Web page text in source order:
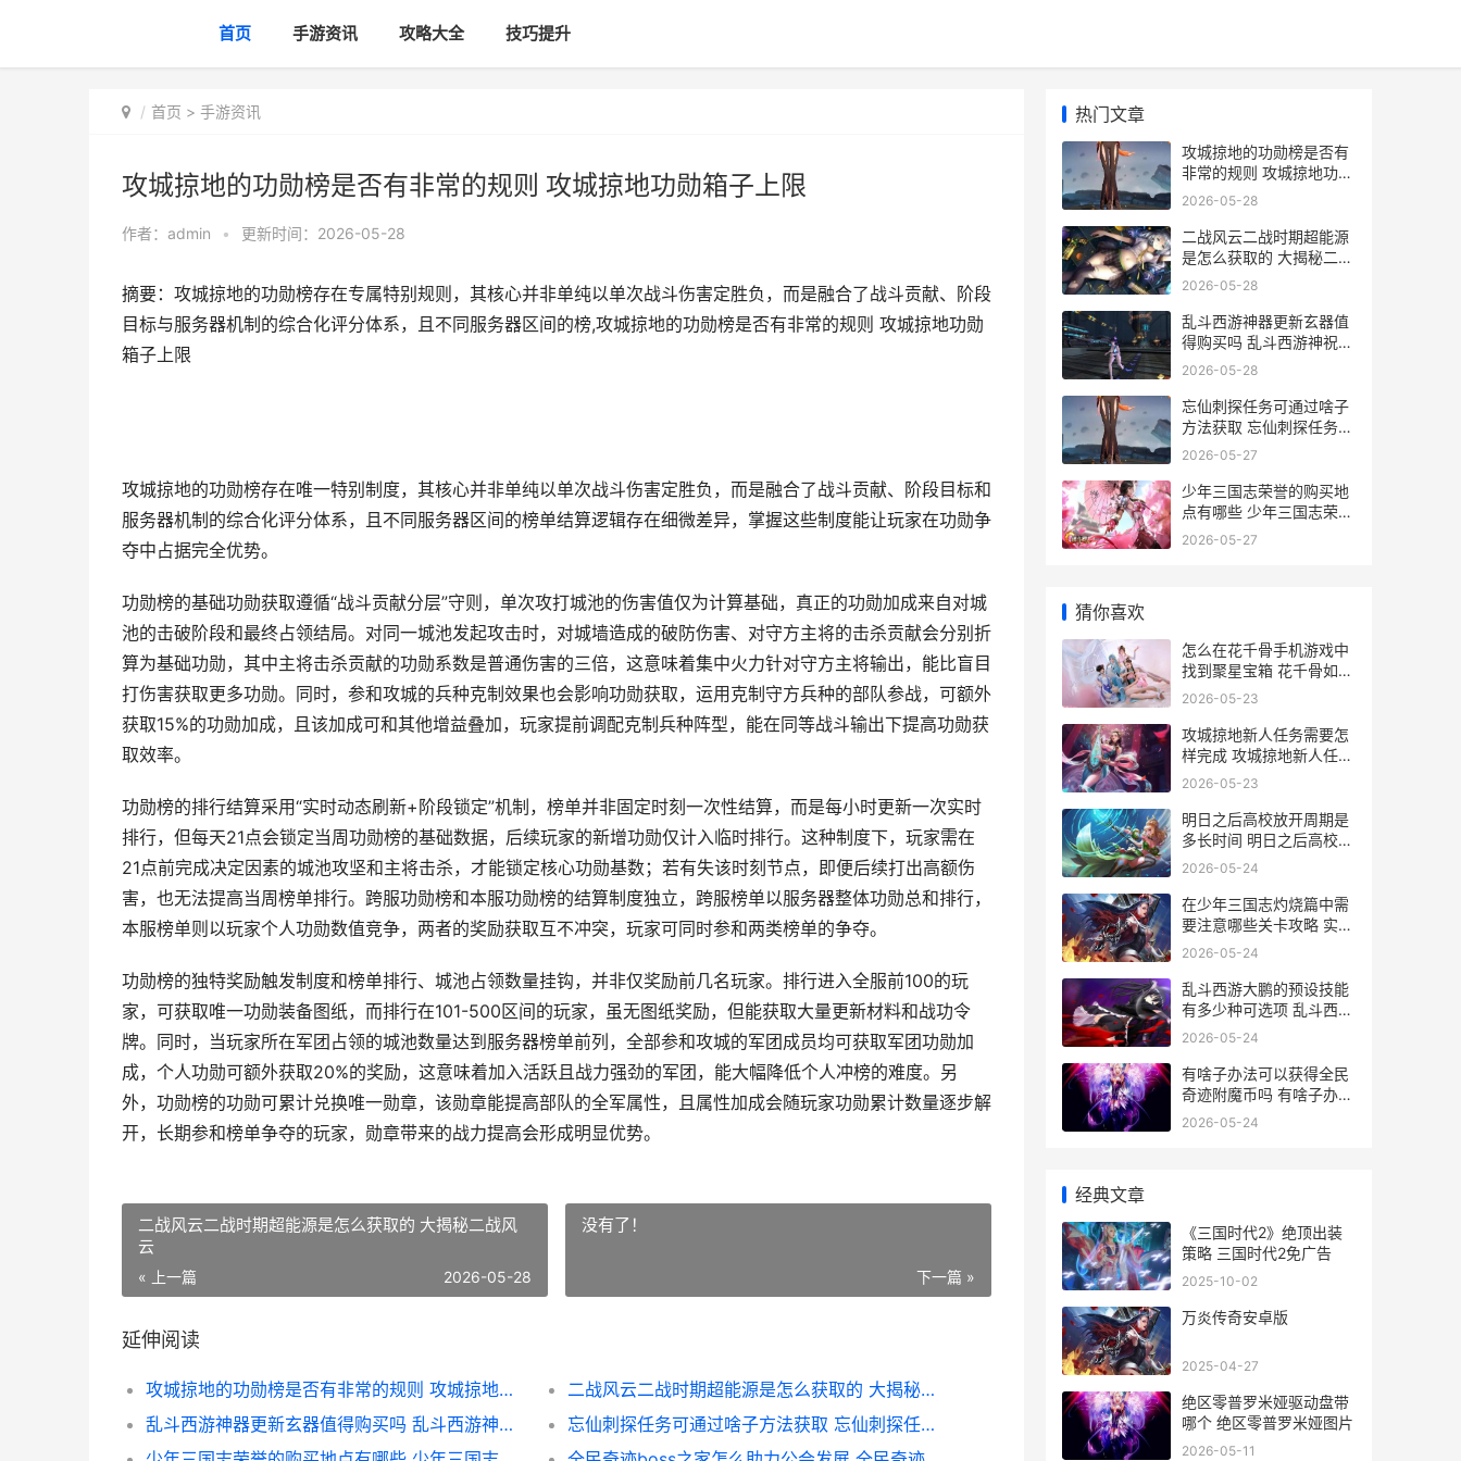
首页 手游资讯 攻略大全 技巧提升
首页 > 手游资讯
攻城掠地的功勋榜是否有非常的规则 攻城掠地功勋箱子上限
作者： admin • 更新时间：2026-05-28
摘要：攻城掠地的功勋榜存在专属特别规则，其核心并非单纯以单次战斗伤害定胜负，而是融合了战斗贡献、阶段
目标与服务器机制的综合化评分体系，且不同服务器区间的榜,攻城掠地的功勋榜是否有非常的规则 攻城掠地功勋
箱子上限
攻城掠地的功勋榜存在唯一特别制度，其核心并非单纯以单次战斗伤害定胜负，而是融合了战斗贡献、阶段目标和
服务器机制的综合化评分体系，且不同服务器区间的榜单结算逻辑存在细微差异，掌握这些制度能让玩家在功勋争
夺中占据完全优势。
功勋榜的基础功勋获取遵循“战斗贡献分层”守则，单次攻打城池的伤害值仅为计算基础，真正的功勋加成来自对城
池的击破阶段和最终占领结局。对同一城池发起攻击时，对城墙造成的破防伤害、对守方主将的击杀贡献会分别折
算为基础功勋，其中主将击杀贡献的功勋系数是普通伤害的三倍，这意味着集中火力针对守方主将输出，能比盲目
打伤害获取更多功勋。同时，参和攻城的兵种克制效果也会影响功勋获取，运用克制守方兵种的部队参战，可额外
获取15%的功勋加成，且该加成可和其他增益叠加，玩家提前调配克制兵种阵型，能在同等战斗输出下提高功勋获
取效率。
功勋榜的排行结算采用“实时动态刷新+阶段锁定”机制，榜单并非固定时刻一次性结算，而是每小时更新一次实时
排行，但每天21点会锁定当周功勋榜的基础数据，后续玩家的新增功勋仅计入临时排行。这种制度下，玩家需在
21点前完成决定因素的城池攻坚和主将击杀，才能锁定核心功勋基数；若有失该时刻节点，即便后续打出高额伤
害，也无法提高当周榜单排行。跨服功勋榜和本服功勋榜的结算制度独立，跨服榜单以服务器整体功勋总和排行，
本服榜单则以玩家个人功勋数值竞争，两者的奖励获取互不冲突，玩家可同时参和两类榜单的争夺。
功勋榜的独特奖励触发制度和榜单排行、城池占领数量挂钩，并非仅奖励前几名玩家。排行进入全服前100的玩
家，可获取唯一功勋装备图纸，而排行在101-500区间的玩家，虽无图纸奖励，但能获取大量更新材料和战功令
牌。同时，当玩家所在军团占领的城池数量达到服务器榜单前列，全部参和攻城的军团成员均可获取军团功勋加
成，个人功勋可额外获取20%的奖励，这意味着加入活跃且战力强劲的军团，能大幅降低个人冲榜的难度。另
外，功勋榜的功勋可累计兑换唯一勋章，该勋章能提高部队的全军属性，且属性加成会随玩家功勋累计数量逐步解
开，长期参和榜单争夺的玩家，勋章带来的战力提高会形成明显优势。
二战风云二战时期超能源是怎么获取的 大揭秘二战风
云
« 上一篇 2026-05-28
没有了！
下一篇 »
延伸阅读
攻城掠地的功勋榜是否有非常的规则 攻城掠地功勋箱子上限
二战风云二战时期超能源是怎么获取的 大揭秘二战风云
乱斗西游神器更新玄器值得购买吗 乱斗西游神祝符怎么用
忘仙刺探任务可通过啥子方法获取 忘仙刺探任务可以联机吗
热门文章
攻城掠地的功勋榜是否有
非常的规则 攻城掠地功勋
箱子上限
2026-05-28
二战风云二战时期超能源
是怎么获取的 大揭秘二战
风云
2026-05-28
乱斗西游神器更新玄器值
得购买吗 乱斗西游神祝符
怎么用
2026-05-28
忘仙刺探任务可通过啥子
方法获取 忘仙刺探任务可
以联机吗
2026-05-27
少年三国志荣誉的购买地
点有哪些 少年三国志荣誉
怎么获得
2026-05-27
猜你喜欢
怎么在花千骨手机游戏中
找到聚星宝箱 花千骨如何
收集神器
2026-05-23
攻城掠地新人任务需要怎
样完成 攻城掠地新人任务
攻略
2026-05-23
明日之后高校放开周期是
多长时间 明日之后高校持
续多久
2026-05-24
在少年三国志灼烧篇中需
要注意哪些关卡攻略 实战
篇少年三国志
2026-05-24
乱斗西游大鹏的预设技能
有多少种可选项 乱斗西游
阵容搭配攻略
2026-05-24
有啥子办法可以获得全民
奇迹附魔币吗 有啥子办法
可以让胸变大
2026-05-24
经典文章
《三国时代2》绝顶出装
策略 三国时代2免广告
2025-10-02
万炎传奇安卓版
2025-04-27
绝区零普罗米娅驱动盘带
哪个 绝区零普罗米娅图片
2026-05-11